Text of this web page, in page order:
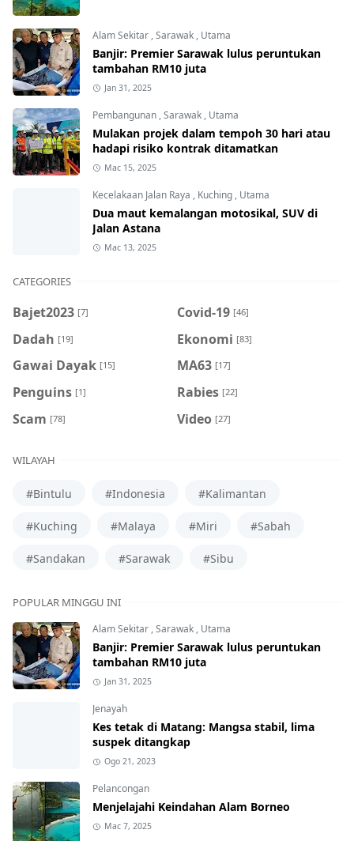
Alam Sekitar ,Sarawak , Utama
Banjir: Premier Sarawak lulus peruntukan
tambahan RM10 juta
Jan 31, 2025
Pembangunan ,Sarawak , Utama
Mulakan projek dalam tempoh 30 hari atau
hadapi risiko kontrak ditamatkan
Mac 15, 2025
Kecelakaan Jalan Raya , Kuching , Utama
Dua maut kemalangan motosikal, SUV di
Jalan Astana
Mac 13, 2025
CATEGORIES
Bajet2023 [7] Covid-19 [46]
Dadah [19] Ekonomi [83]
Gawai Dayak [15] MA63 [17]
Penguins [1] Rabies [22]
Scam [78] Video [27]
WILAYAH
#Bintulu #Indonesia #Kalimantan
#Kuching #Malaya #Miri #Sabah
#Sandakan #Sarawak #Sibu
POPULAR MINGGU INI
Alam Sekitar,Sarawak, Utama
Banjir: Premier Sarawak lulus peruntukan
tambahan RM10 juta
Jan 31, 2025
Jenayah
Kes tetak di Matang: Mangsa stabil, lima
suspek ditangkap
Ogo 21, 2023
Pelancongan
Menjelajahi Keindahan Alam Borneo
Mac 7, 2025